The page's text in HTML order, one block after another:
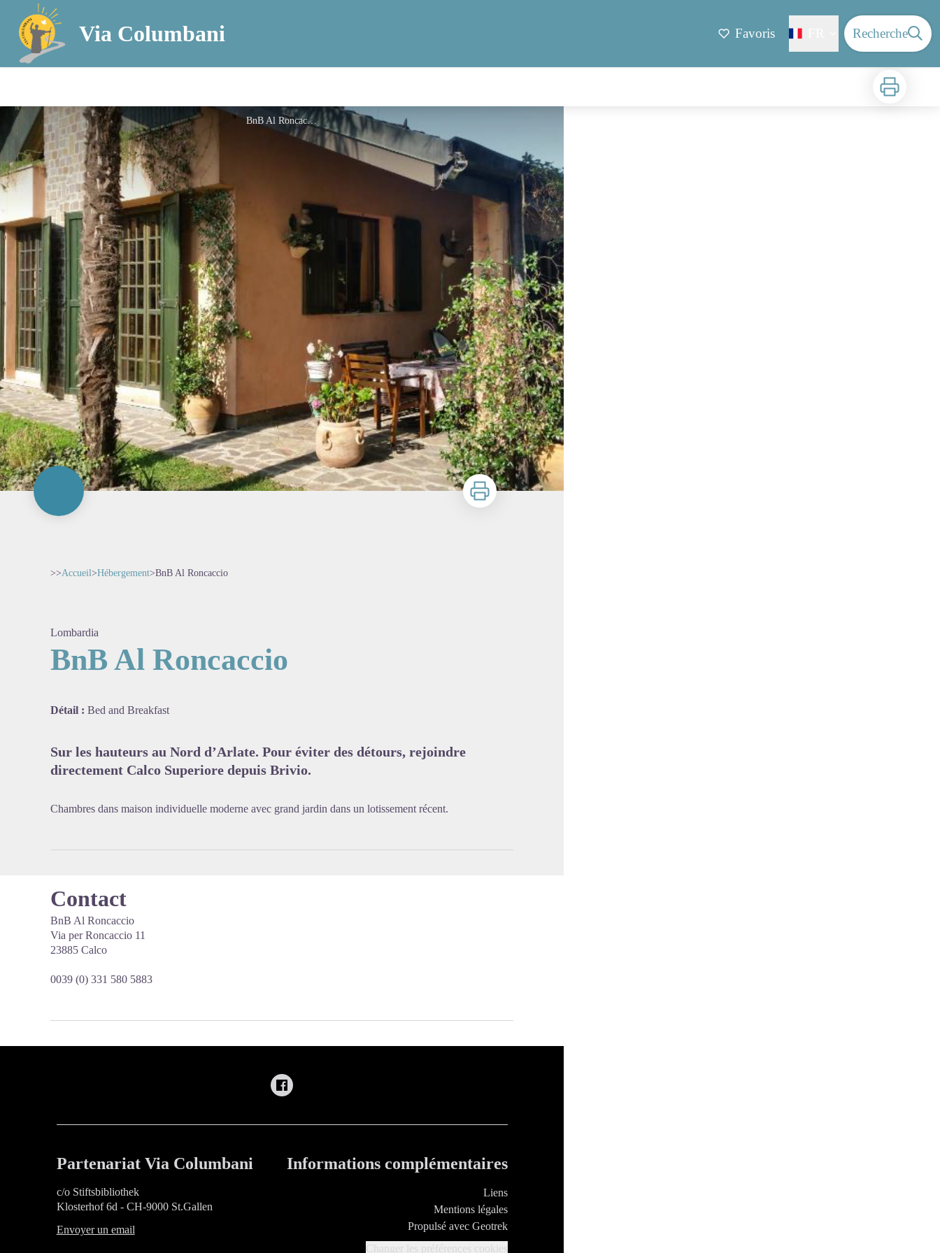
Via Columbani Favoris Recherche
Imprimer
BnB Al Roncaccio
Imprimer
>>Accueil>Hébergement>BnB Al Roncaccio
Lombardia
BnB Al Roncaccio
Détail : Bed and Breakfast
Sur les hauteurs au Nord d’Arlate. Pour éviter des détours, rejoindre
directement Calco Superiore depuis Brivio.
Chambres dans maison individuelle moderne avec grand jardin dans un lotissement récent.
Contact
BnB Al Roncaccio
Via per Roncaccio 11
23885 Calco
0039 (0) 331 580 5883
Partenariat Via Columbani
c/o Stiftsbibliothek
Klosterhof 6d - CH-9000 St.Gallen
Envoyer un email
Informations complémentaires
Liens
Mentions légales
Propulsé avec Geotrek
Changer les préférences cookies